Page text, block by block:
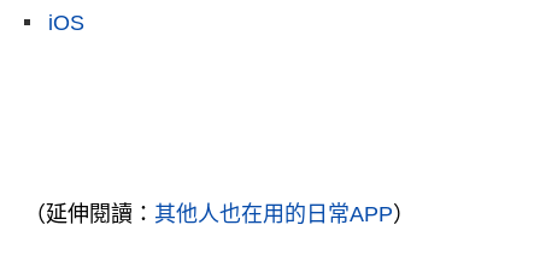
iOS
（延伸閱讀： 其他人也在用的日常APP）